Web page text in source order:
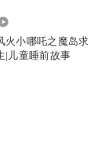
火小哪吒之魔岛求
|儿童睡前故事